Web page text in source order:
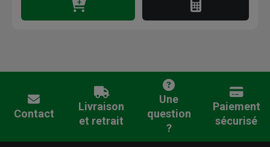
Contact
Livraison
et retrait
Une
question
?
Paiement
sécurisé